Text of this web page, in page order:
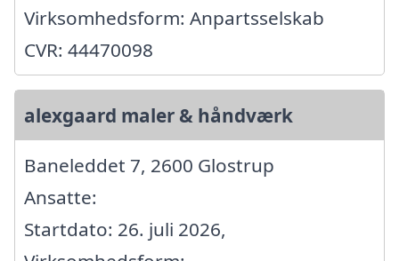
Virksomhedsform: Anpartsselskab
CVR: 44470098
alexgaard maler & håndværk
Baneleddet 7, 2600 Glostrup
Ansatte:
Startdato: 26. juli 2026,